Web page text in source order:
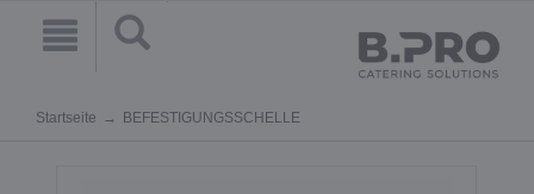
Startseite BEFESTIGUNGSSCHELLE